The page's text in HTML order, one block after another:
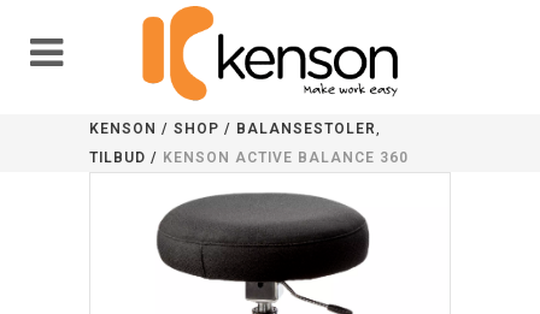
KENSON / SHOP / BALANSESTOLER,
TILBUD / KENSON ACTIVE BALANCE 360